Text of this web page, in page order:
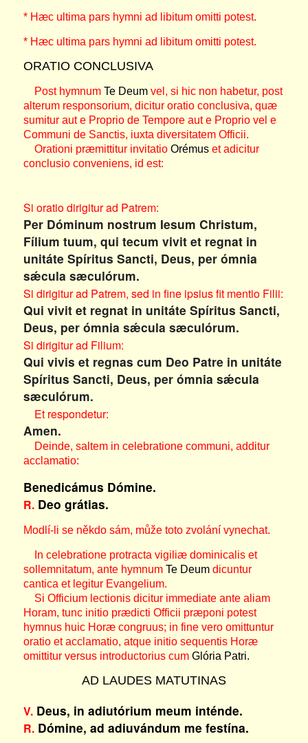
* Hæc ultima pars hymni ad libitum omitti potest.
* Hæc ultima pars hymni ad libitum omitti potest.
ORATIO CONCLUSIVA
Post hymnum Te Deumvel, si hic non habetur, post
alterum responsorium, dicitur oratio conclusiva, quæ
sumitur aut e Proprio de Tempore aut e Proprio vel e
Communi de Sanctis, iuxta diversitatem Officii.
Orationi præmittitur invitatio Orémuset adicitur
conclusio conveniens, id est:
Si oratio dirigitur ad Patrem:
Per Dóminum nostrum Iesum Christum,
Fílium tuum, qui tecum vivit et regnat in
unitáte Spíritus Sancti, Deus, per ómnia
sǽcula sæculórum.
Si dirigitur ad Patrem, sed in fine ipsius fit mentio Filii:
Qui vivit et regnat in unitáte Spíritus Sancti,
Deus, per ómnia sǽcula sæculórum.
Si dirigitur ad Filium:
Qui vivis et regnas cum Deo Patre in unitáte
Spíritus Sancti, Deus, per ómnia sǽcula
sæculórum.
Et respondetur:
Amen.
Deinde, saltem in celebratione communi, additur
acclamatio:
Benedicámus Dómine.
R.Deo grátias.
Modlí-li se někdo sám, může toto zvolání vynechat.
In celebratione protracta vigiliæ dominicalis et
sollemnitatum, ante hymnum Te Deumdicuntur
cantica et legitur Evangelium.
Si Officium lectionis dicitur immediate ante aliam
Horam, tunc initio prædicti Officii præponi potest
hymnus huic Horæ congruus; in fine vero omittuntur
oratio et acclamatio, atque initio sequentis Horæ
omittitur versus introductorius cumGlória Patri.
AD LAUDES MATUTINAS
V.Deus, in adiutórium meum inténde.
R.Dómine, ad adiuvándum me festína.